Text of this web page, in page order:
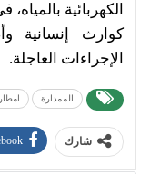
الكهربائية
كوارث إنسانية
الإجراءات العاجلة.
الممدارة امطار
شارك